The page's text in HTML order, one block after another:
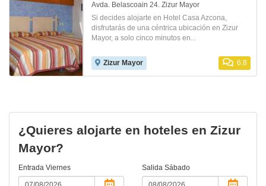
Avda. Belascoain 24. Zizur Mayor
Si decides alojarte en Hotel Casa Azcona,
disfrutarás de una céntrica ubicación en Zizur
Mayor, a solo cinco minutos en...
Zizur Mayor 6.8
¿Quieres alojarte en hoteles en Zizur
Mayor?
Entrada Viernes Salida Sábado